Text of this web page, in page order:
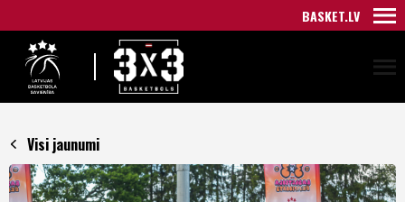
BASKET.LV
Visi jaunumi